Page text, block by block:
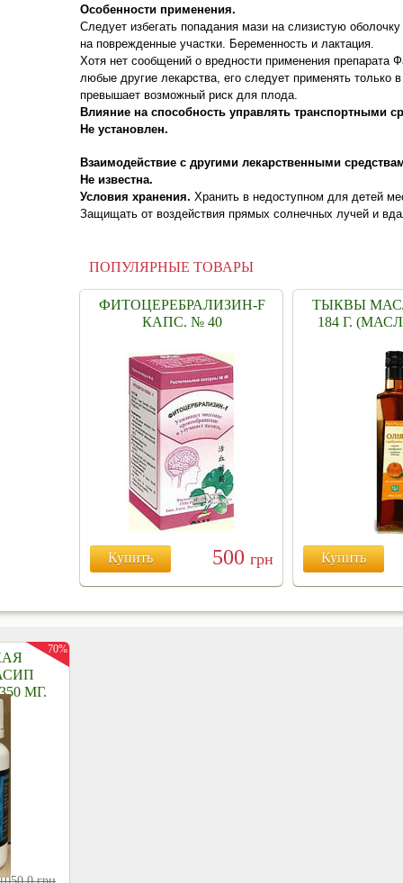
Особенности применения.
Следует избегать попадания мази на слизистую
на поврежденные участки. Беременность и лактация.
Хотя нет сообщений о вредности применения препарата
любые другие лекарства, его следует применять только
превышает возможный риск для плода.
Влияние на способность управлять транспортными
Не установлен.
Взаимодействие с другими лекарственными
Не известна.
Условия хранения. Хранить в недоступном для детей
Защищать от воздействия прямых солнечных лучей и
ПОПУЛЯРНЫЕ ТОВАРЫ
ФИТОЦЕРЕБРАЛИЗИН-F
КАПС. № 40
Купить 500 грн
ТЫКВЫ
184 Г.
Купить
МГ.
70%